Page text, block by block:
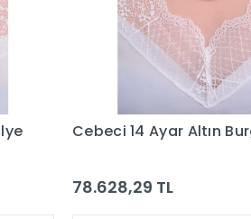
Cebeci 14 Ayar Burgu
109.534,21 TL